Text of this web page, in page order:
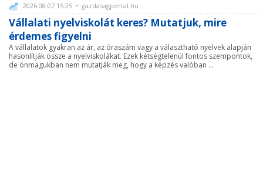
2026.08.07 15:25 • gazdasagportal.hu
Vállalati nyelviskolát keres? Mutatjuk, mire
érdemes figyelni
A vállalatok gyakran az ár, az óraszám vagy a választható nyelvek alapján
hasonlítják össze a nyelviskolákat. Ezek kétségtelenül fontos szempontok,
de önmagukban nem mutatják meg, hogy a képzés valóban ...